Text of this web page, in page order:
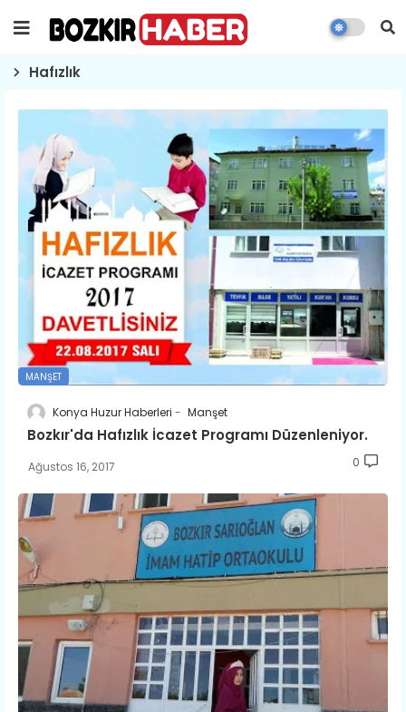
Hafızlık
MANŞET
Konya Huzur Haberleri Manşet
Bozkır'da Hafızlık İcazet Programı Düzenleniyor.
Ağustos 16, 2017 0